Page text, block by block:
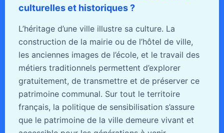
culturelles et historiques ?
L’héritage d’une ville illustre sa culture. La
construction de la mairie ou de l’hôtel de ville,
les anciennes images de l’école, et le travail des
métiers traditionnels permettent d’explorer
gratuitement, de transmettre et de préserver ce
patrimoine communal. Sur tout le territoire
français, la politique de sensibilisation s’assure
que le patrimoine de la ville demeure vivant et